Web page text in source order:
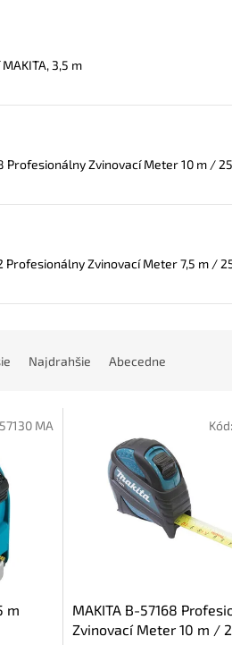
3,5 m
Profesionálny Zvinovací Meter 10 m /
Profesionálny Zvinovací Meter 7,5 m /
Najdrahšie Abecedne
m
MA
MAKITA B-57168
Zvinovací Meter 10 m /
Kód: